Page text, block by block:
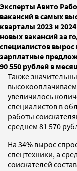
Эксперты Авито
вакансий в самых
кварталы 2023 и
новых вакансий за
специалистов вырос
зарплатные
90 550 рублей в
Также
увеличилось
специалистов в
работы
среднем 81 570
На 34% вырос
спецтехники, а
соискателей